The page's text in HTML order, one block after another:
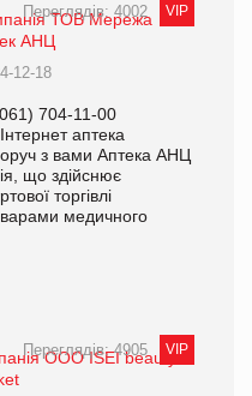
Переглядів: 4002 VIP
ТОВ Мережа
АНЦ
12-18
704-11-00
аптека
з вами Аптека АНЦ
що здійснює
торгівлі
медичного
Переглядів: 4905 VIP
ООО ISEI beauty